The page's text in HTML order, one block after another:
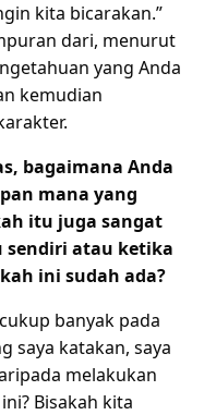
kita bicarakan.”
dari, menurut
yang Anda
kemudian
bagaimana Anda
mana yang
itu juga sangat
atau ketika
ini sudah ada?
banyak pada
saya katakan, saya
melakukan
Bisakah kita